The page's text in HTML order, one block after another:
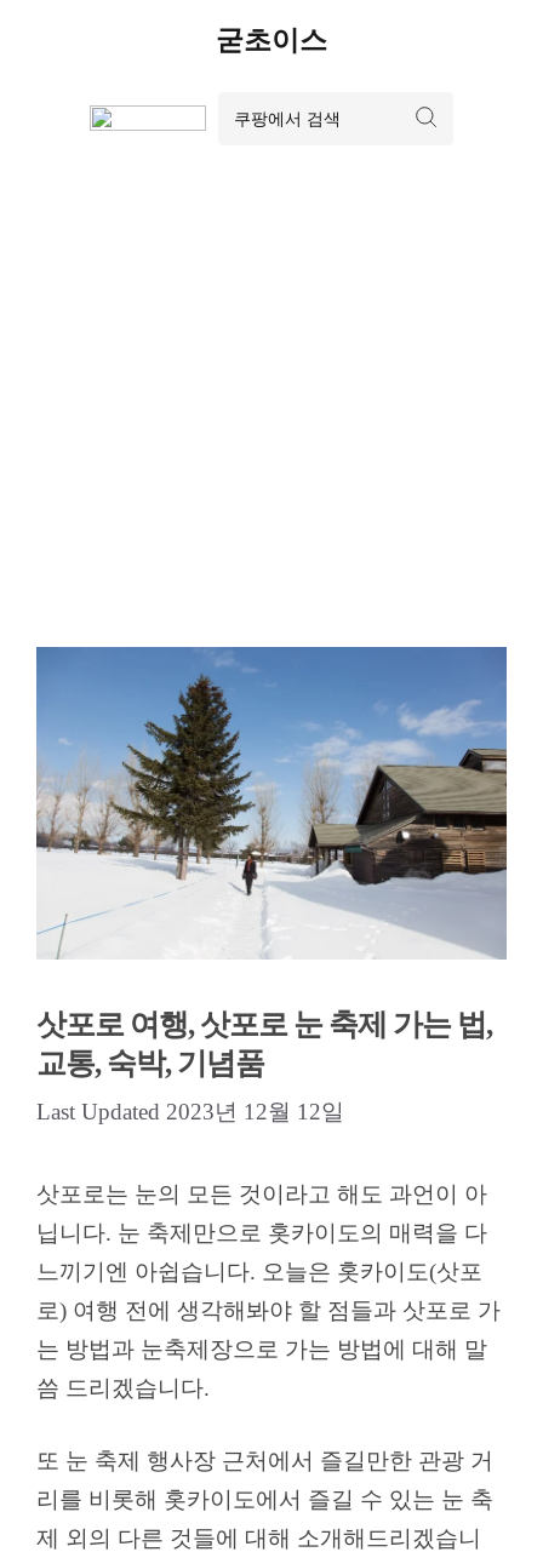
굳초이스
삿포로 여행, 삿포로 눈 축제 가는 법,
교통, 숙박, 기념품
2023년 12월 12일
삿포로는 눈의 모든 것이라고 해도 과언이 아
닙니다. 눈 축제만으로 홋카이도의 매력을 다
느끼기엔 아쉽습니다. 오늘은 홋카이도(삿포
로) 여행 전에 생각해봐야 할 점들과 삿포로 가
는 방법과 눈축제장으로 가는 방법에 대해 말
씀 드리겠습니다.
또 눈 축제 행사장 근처에서 즐길만한 관광 거
리를 비롯해 홋카이도에서 즐길 수 있는 눈 축
제 외의 다른 것들에 대해 소개해드리겠습니